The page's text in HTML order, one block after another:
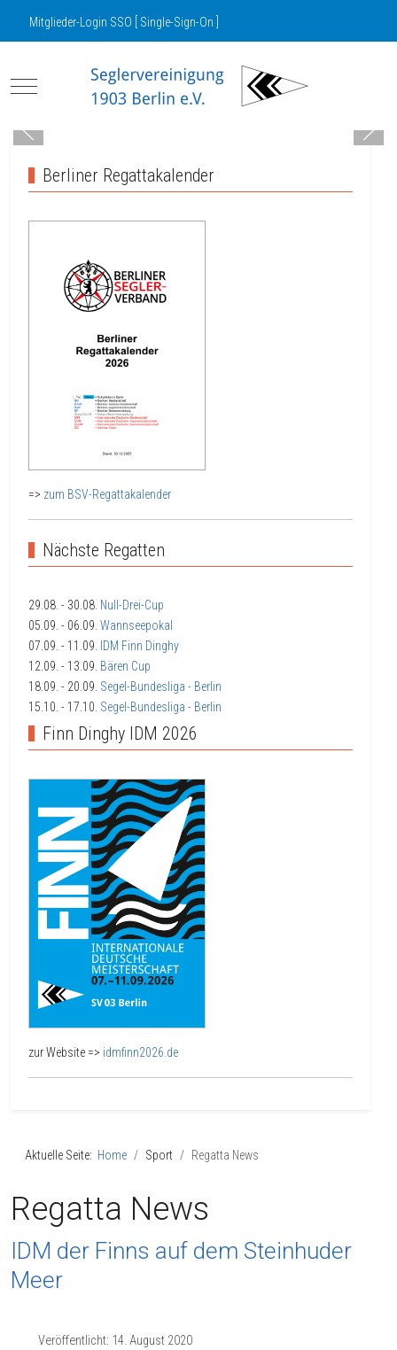
Mitglieder-Login SSO [ Single-Sign-On ]
Mobile Menu Toggle
Berliner Regattakalender
=> zum BSV-Regattakalender
Nächste Regatten
29.08. - 30.08. Null-Drei-Cup
05.09. - 06.09. Wannseepokal
07.09. - 11.09. IDM Finn Dinghy
12.09. - 13.09. Bären Cup
18.09. - 20.09. Segel-Bundesliga - Berlin
15.10. - 17.10. Segel-Bundesliga - Berlin
Finn Dinghy IDM 2026
zur Website => idmfinn2026.de
Aktuelle Seite: Home Sport Regatta News
Regatta News
IDM der Finns auf dem Steinhuder
Meer
Veröffentlicht: 14. August 2020